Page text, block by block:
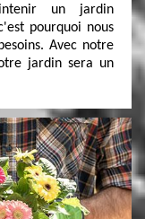
un jardin
pourquoi nous
Avec notre
jardin sera un